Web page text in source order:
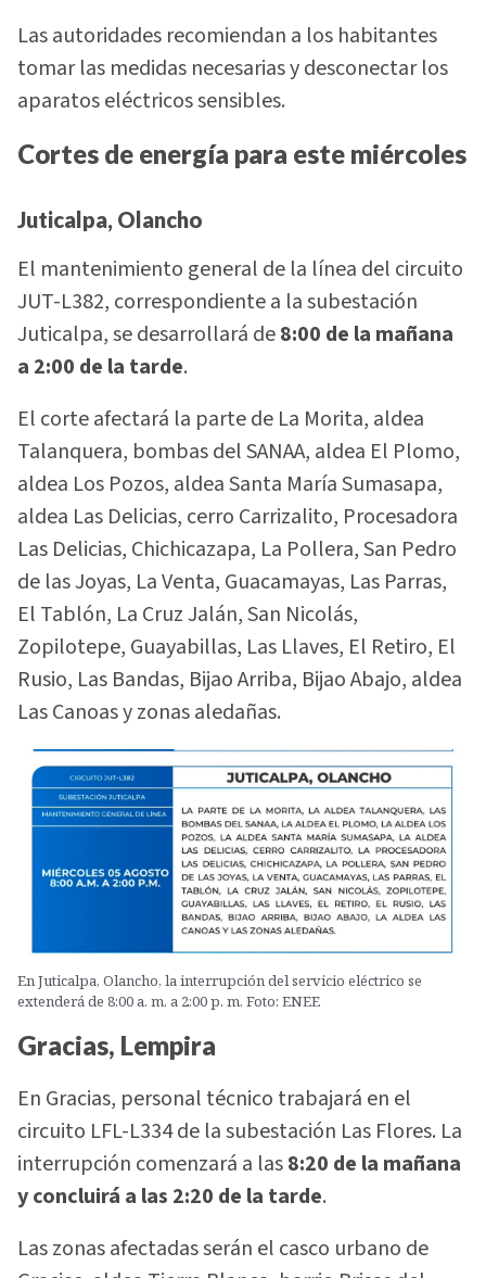
Las autoridades recomiendan a los habitantes
tomar las medidas necesarias y desconectar los
aparatos eléctricos sensibles.
Cortes de energía para este miércoles
Juticalpa, Olancho
El mantenimiento general de la línea del circuito
JUT-L382, correspondiente a la subestación
Juticalpa, se desarrollará de8:00 de la mañana
a 2:00 de la tarde.
El corte afectará la parte de La Morita, aldea
Talanquera, bombas del SANAA, aldea El Plomo,
aldea Los Pozos, aldea Santa María Sumasapa,
aldea Las Delicias, cerro Carrizalito, Procesadora
Las Delicias, Chichicazapa, La Pollera, San Pedro
de las Joyas, La Venta, Guacamayas, Las Parras,
El Tablón, La Cruz Jalán, San Nicolás,
Zopilotepe, Guayabillas, Las Llaves, El Retiro, El
Rusio, Las Bandas, Bijao Arriba, Bijao Abajo, aldea
Las Canoas y zonas aledañas.
En Juticalpa, Olancho, la interrupción del servicio eléctrico se
extenderá de 8:00 a. m. a 2:00 p. m. Foto: ENEE
Gracias, Lempira
En Gracias, personal técnico trabajará en el
circuito LFL-L334 de la subestación Las Flores. La
interrupción comenzará a las8:20 de la mañana
y concluirá a las 2:20 de la tarde.
Las zonas afectadas serán el casco urbano de